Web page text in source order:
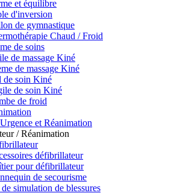
et équilibre
d'inversion
de gymnastique
Chaud / Froid
de soins
de massage Kiné
de massage Kiné
de soin Kiné
de soin Kiné
de froid
et Réanimation
/ Réanimation
défibrillateur
pour défibrillateur
de secourisme
simulation de blessures